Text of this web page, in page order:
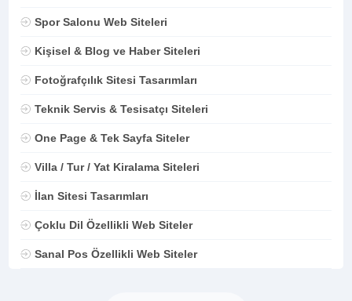
Spor Salonu Web Siteleri
Kişisel & Blog ve Haber Siteleri
Fotoğrafçılık Sitesi Tasarımları
Teknik Servis & Tesisatçı Siteleri
One Page & Tek Sayfa Siteler
Villa / Tur / Yat Kiralama Siteleri
İlan Sitesi Tasarımları
Çoklu Dil Özellikli Web Siteler
Sanal Pos Özellikli Web Siteler